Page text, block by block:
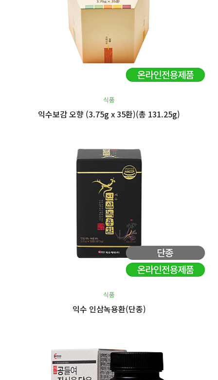
식품
익수보감 오향 (3.75g x 35환)(총 131.25g)
식품
익수 인삼녹용환(단종)